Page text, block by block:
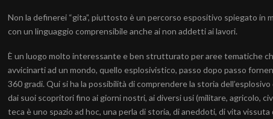
Non la definerei “gita”, piuttosto è un percorso espositivo spiegato in
con un linguaggio comprensibile anche ai non addetti ai lavori.
È un luogo molto interessante e ben strutturato per aree tematiche
avvicinarti ad un mondo, quello esplosivistico, passo dopo passo
360 gradi. Qui si ha la possibilità di comprendere la storia
dai suoi scopritori fino ai giorni nostri, ai diversi usi (militare, agricolo,
teca è uno spazio ad hoc, una perla di storia, di aneddoti, di vita vissuta